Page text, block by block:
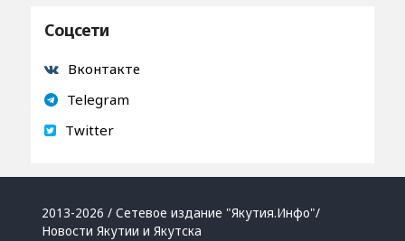
Соцсети
Вконтакте
Telegram
Twitter
2013-2026 / Сетевое издание "Якутия.Инфо"/
Новости Якутии и Якутска